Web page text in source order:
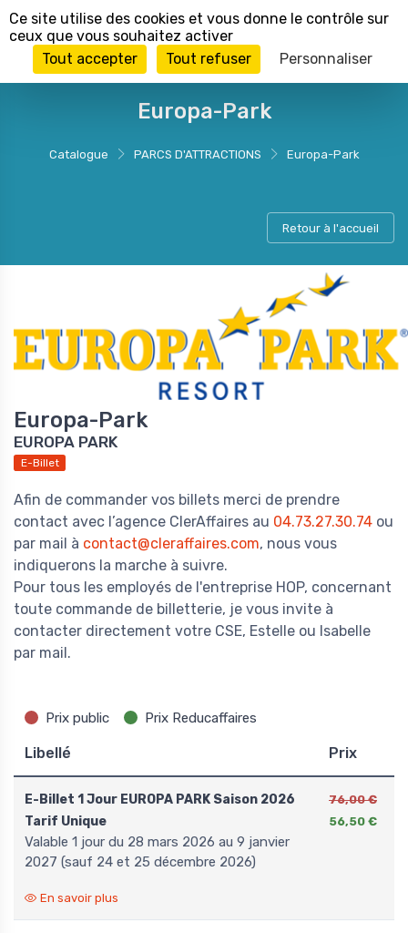
Europa-Park
Catalogue PARCS D'ATTRACTIONS Europa-Park
Retour à l'accueil
Europa-Park
EUROPA PARK
E-Billet
Afin de commander vos billets merci de prendre
contact avec l’agence ClerAffaires au 04.73.27.30.74 ou
par mail à contact@cleraffaires.com, nous vous
indiquerons la marche à suivre.
Pour tous les employés de l'entreprise HOP, concernant
toute commande de billetterie, je vous invite à
contacter directement votre CSE, Estelle ou Isabelle
par mail.
Prix public Prix Reducaffaires
Libellé Prix
E-Billet 1 Jour EUROPA PARK Saison 2026
Tarif Unique
valable 1 jour du 28 mars 2026 au 9 janvier
2027 (sauf 24 et 25 décembre 2026)
En savoir plus
76,00 €
56,50 €
Panneau de gestion des cookies
Ce site utilise des cookies et vous donne le contrôle sur
ceux que vous souhaitez activer
Tout accepter
Tout refuser Personnaliser